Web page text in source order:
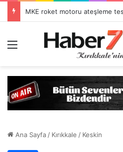
Çatallı Hamisbeyli’de Başak
Ana Sayfa/ Kırıkkale / Keskin